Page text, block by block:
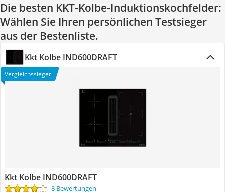
Die besten KKT-Kolbe-Induktionskochfelder:
Wählen Sie Ihren persönlichen Testsieger
aus der Bestenliste.
Kkt Kolbe IND600DRAFT
Vergleichssieger
Kkt Kolbe IND600DRAFT
8 Bewertungen